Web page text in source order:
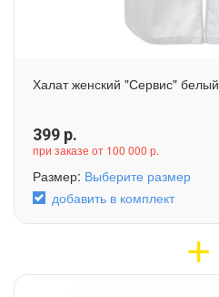
Халат женский "Сервис" белый
399 р.
при заказе от 100 000 р.
Размер: Выберите размер
добавить в комплект